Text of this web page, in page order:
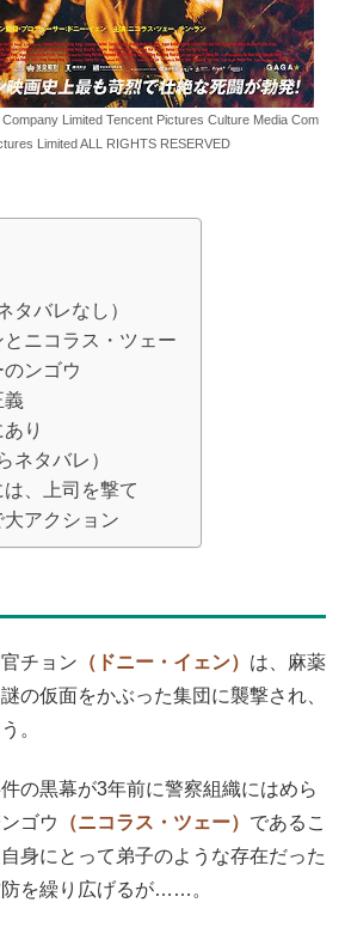
Limited Tencent Pictures Culture Media Com
Limited ALL RIGHTS RESERVED
タバレなし）
とニコラス・ツェー
ンゴウ
義
り
ネタバレ）
、上司を撃て
アクション
チョン （ドニー・イェン） は、麻薬
の仮面をかぶった集団に襲撃され、
。
の黒幕が3年前に警察組織にはめら
ゴウ
（ニコラス・ツェー） であるこ
身にとって弟子のような存在だった
を繰り広げるが……。